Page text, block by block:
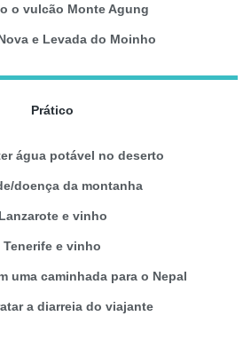
o vulcão Monte Agung
e Levada do Moinho
Prático
água potável no deserto
doença da montanha
Lanzarote e vinho
Tenerife e vinho
uma caminhada para o Nepal
a diarreia do viajante